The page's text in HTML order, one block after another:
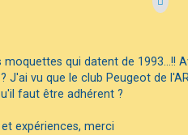
qui datent de 1993...!!
J'ai vu que le club Peugeot de
faut être adhérent ?
expériences, merci